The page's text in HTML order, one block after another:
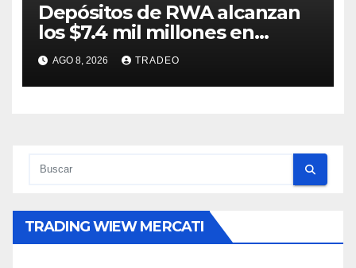
Depósitos de RWA alcanzan
los $7.4 mil millones en
medio de la caída de DeFi
AGO 8, 2026 TRADEO
TRADING WIEW MERCATI